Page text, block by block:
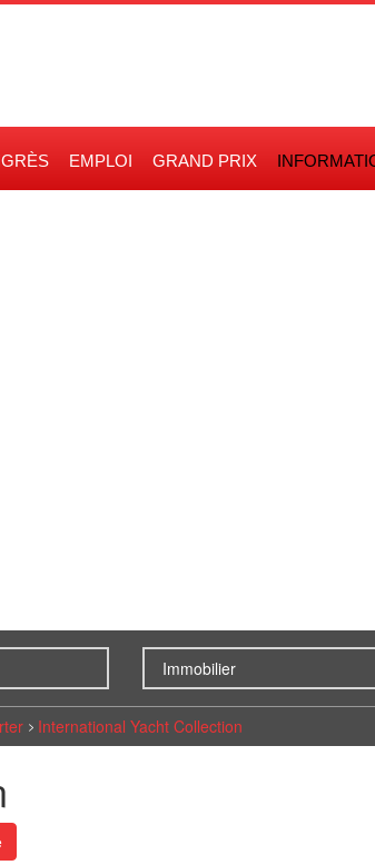
EMPLOI GRAND PRIX
International Yacht Collection